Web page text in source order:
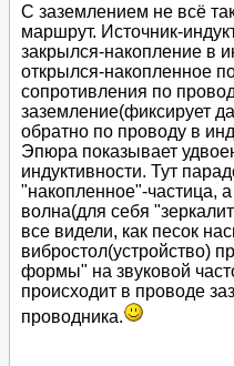
С заземлением не всё
маршрут. Источник-
закрылся-накопление в
открылся-накопленное
сопротивления по
заземление(фиксирует
обратно по проводу в
Эпюра показывает
индуктивности. Тут
"накопленное"-частица,
волна(для себя
все видели, как песок
вибростол(устройство)
формы" на звуковой
происходит в проводе
проводника.